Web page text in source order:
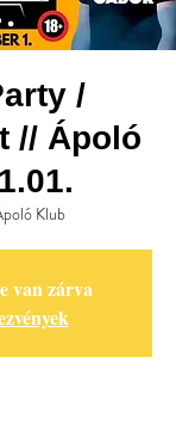
/
// Ápoló
Klub
van zárva